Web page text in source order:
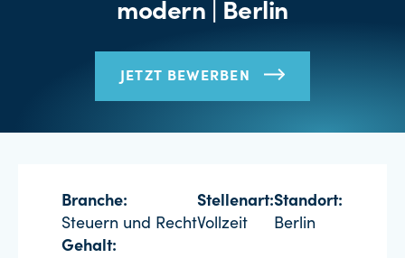
modern | Berlin
JETZT BEWERBEN
Branche:
Steuern und Recht
Stellenart:
Vollzeit
Standort:
Berlin
Gehalt: